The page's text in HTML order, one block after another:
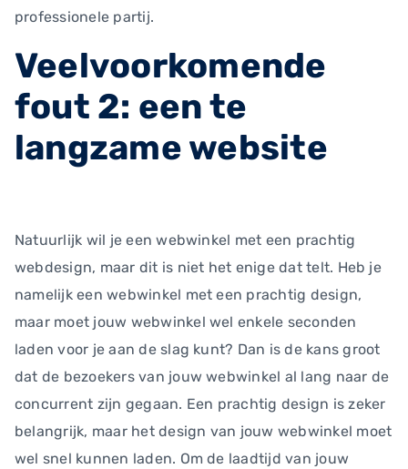
professionele partij.
Veelvoorkomende
fout 2: een te
langzame website
Natuurlijk wil je een webwinkel met een prachtig
webdesign, maar dit is niet het enige dat telt. Heb je
namelijk een webwinkel met een prachtig design,
maar moet jouw webwinkel wel enkele seconden
laden voor je aan de slag kunt? Dan is de kans groot
dat de bezoekers van jouw webwinkel al lang naar de
concurrent zijn gegaan. Een prachtig design is zeker
belangrijk, maar het design van jouw webwinkel moet
wel snel kunnen laden. Om de laadtijd van jouw